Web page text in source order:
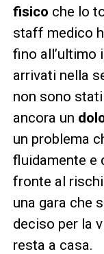
fisico che lo
staff medico
fino all’ultimo
arrivati nella
non sono
ancora un
un problema
fluidamente e
fronte al
una gara che
deciso per la
resta a casa.